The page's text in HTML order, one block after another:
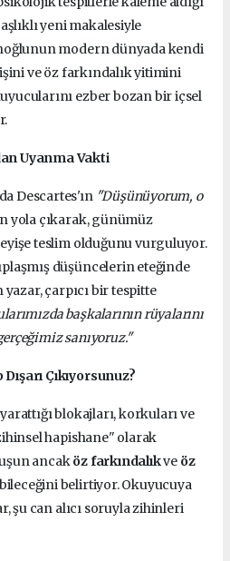
yeni makalesiyle
modern dünyada kendi
ve öz farkındalık yitimini
ezber bozan bir içsel
Uyanma Vakti
Descartes'ın "Düşünüyorum, o
yola çıkarak, günümüz
teslim olduğunu vurguluyor.
düşüncelerin eteğinde
çarpıcı bir tespitte
başkalarının rüyalarını
sanıyoruz."
Çıkıyorsunuz?
blokajları, korkuları ve
hapishane" olarak
ancaköz farkındalıkve öz
belirtiyor. Okuyucuya
şu can alıcı soruyla zihinleri